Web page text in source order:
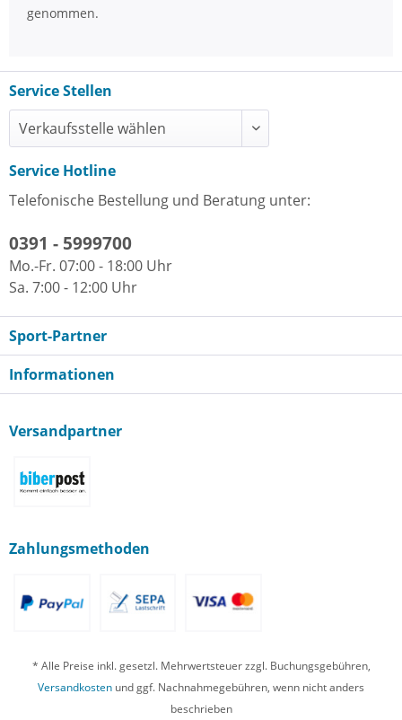
genommen.
Service Stellen
Service Hotline
Telefonische Bestellung und Beratung unter:
0391 - 5999700
Mo.-Fr. 07:00 - 18:00 Uhr
Sa. 7:00 - 12:00 Uhr
Sport-Partner
Informationen
Versandpartner
Zahlungsmethoden
* Alle Preise inkl. gesetzl. Mehrwertsteuer zzgl. Buchungsgebühren,
Versandkosten und ggf. Nachnahmegebühren, wenn nicht anders
beschrieben